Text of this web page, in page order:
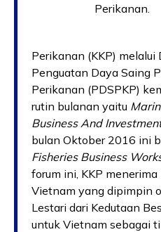
Perikanan.
Perikanan (KKP) melalui
Penguatan Daya Saing
Perikanan (PDSPKP)
rutin bulanan yaitu
Business And
bulan Oktober 2016 ini
Fisheries Business
forum ini, KKP
Vietnam yang dipimpin
Lestari dari Kedutaan
untuk Vietnam sebagai